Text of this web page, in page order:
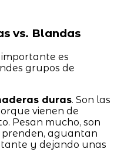
vs. Blandas
es
grupos de
duras. Son las
vienen de
Pesan mucho, son
aguantan
y dejando unas